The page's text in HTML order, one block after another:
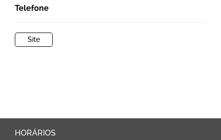
Telefone
Site
HORÁRIOS